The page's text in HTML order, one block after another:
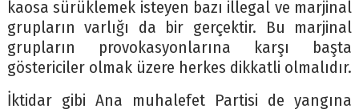
kaosa sürüklemek isteyen bazı illegal ve marjinal
grupların varlığı da bir gerçektir. Bu marjinal
grupların provokasyonlarına karşı başta
göstericiler olmak üzere herkes dikkatli olmalıdır.
İktidar gibi Ana muhalefet Partisi de yangına